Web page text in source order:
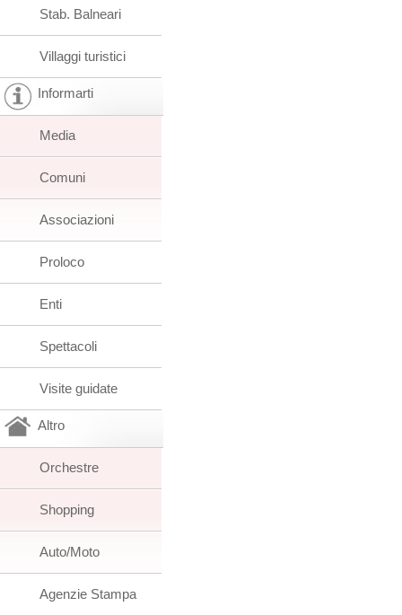
Stab. Balneari
Villaggi turistici
Informarti
Media
Comuni
Associazioni
Proloco
Enti
Spettacoli
Visite guidate
Altro
Orchestre
Shopping
Auto/Moto
Agenzie Stampa